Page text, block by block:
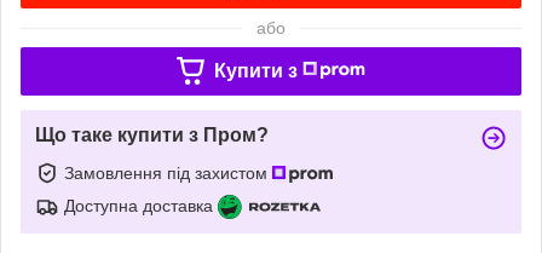
або
Купити з
Що таке купити з Пром?
Замовлення під захистом
Доступна доставка